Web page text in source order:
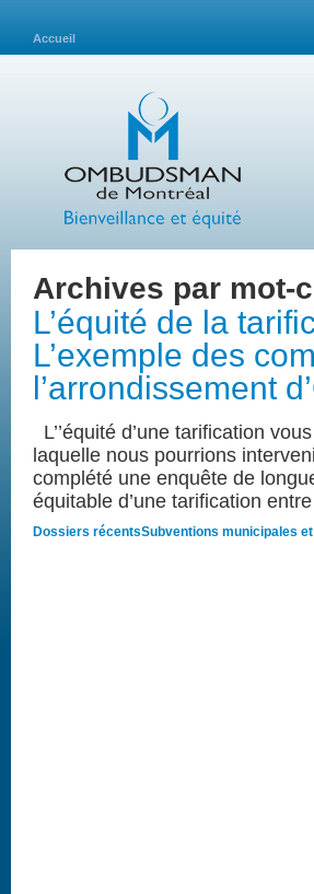
Accueil
Archives par mot-
L’équité de la
L’exemple des
l’arrondissement
L’’équité d’une tarification
laquelle nous pourrions
complété une enquête de
équitable d’une tarification
Dossiers récentsSubventions municipales